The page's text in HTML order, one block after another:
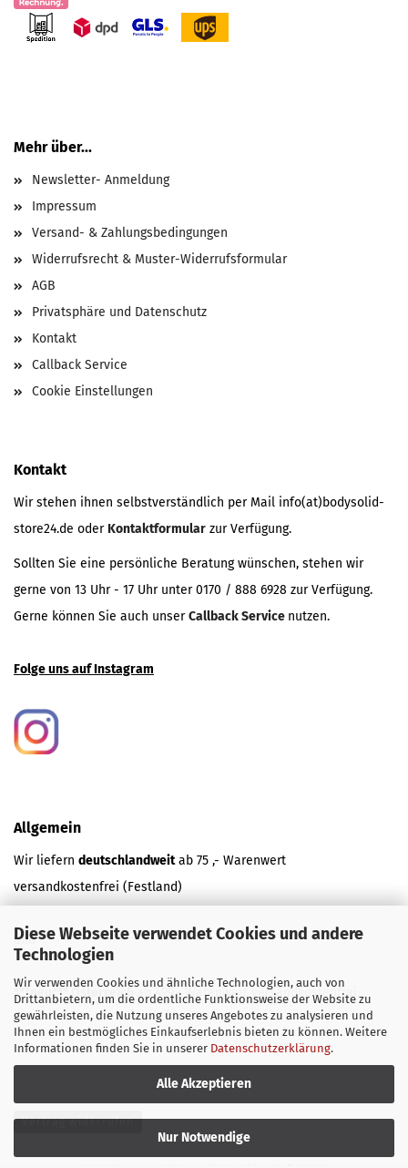
Diese Webseite verwendet Cookies und andere
Technologien
Wir verwenden Cookies und ähnliche Technologien, auch von
Drittanbietern, um die ordentliche Funktionsweise der Website zu
gewährleisten, die Nutzung unseres Angebotes zu analysieren und
Ihnen ein bestmögliches Einkaufserlebnis bieten zu können. Weitere
Informationen finden Sie in unserer Datenschutzerklärung.
Alle Akzeptieren
Nur Notwendige
Mehr über...
Newsletter- Anmeldung
Impressum
Versand- & Zahlungsbedingungen
Widerrufsrecht & Muster-Widerrufsformular
AGB
Privatsphäre und Datenschutz
Kontakt
Callback Service
Cookie Einstellungen
Kontakt
Wir stehen ihnen selbstverständlich per Mail info(at)bodysolid-
store24.de oder Kontaktformular zur Verfügung.
Sollten Sie eine persönliche Beratung wünschen, stehen wir
gerne von 13 Uhr - 17 Uhr unter 0170 / 888 6928 zur Verfügung.
Gerne können Sie auch unserCallback Service nutzen.
Folge uns auf Instagram
Allgemein
Wir liefern deutschlandweitab 75 ,- Warenwert
versandkostenfrei (Festland)
und
***neu*** Österreich ab 499,- Warenwert versandkostenfrei.
Vertrag widerrufen